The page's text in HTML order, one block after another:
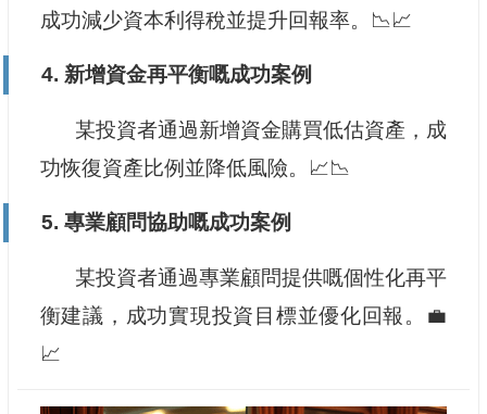
成功減少資本利得稅並提升回報率。📉📈
4. 新增資金再平衡嘅成功案例
某投資者通過新增資金購買低估資產，成
功恢復資產比例並降低風險。📈📉
5. 專業顧問協助嘅成功案例
某投資者通過專業顧問提供嘅個性化再平
衡建議，成功實現投資目標並優化回報。💼
📈